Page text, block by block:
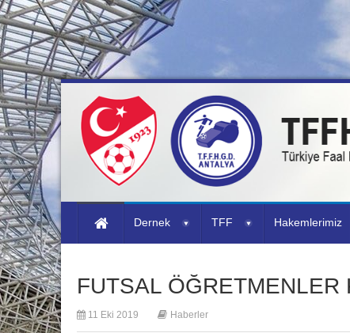
Dernek TFF Hakemlerimiz
FUTSAL ÖĞRETMENLER
11 Eki 2019 Haberler